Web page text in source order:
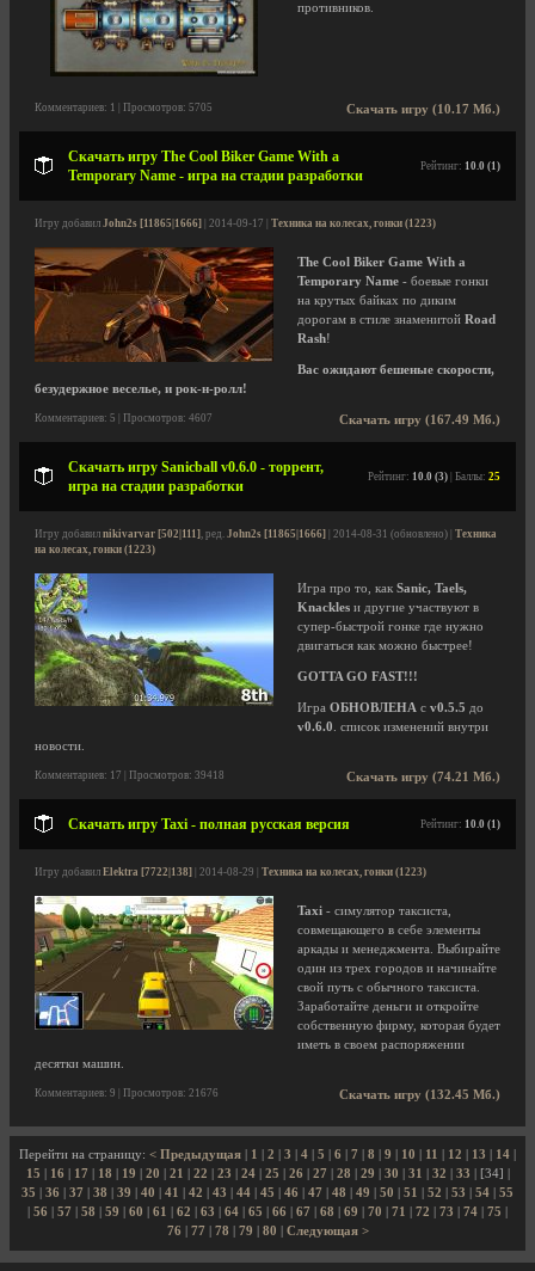
противников.
Скачать игру (10.17 Мб.)
Комментариев: 1 | Просмотров: 5705
Скачать игру The Cool Biker Game With a
Temporary Name - игра на стадии разработки
Рейтинг: 10.0 (1)
Игру добавил John2s [11865|1666] | 2014-09-17 | Техника на колесах, гонки (1223)
The Cool Biker Game With a
Temporary Name - боевые гонки
на крутых байках по диким
дорогам в стиле знаменитой Road
Rash!
Вас ожидают бешеные скорости,
безудержное веселье, и рок-н-ролл!
Скачать игру (167.49 Мб.)
Комментариев: 5 | Просмотров: 4607
Скачать игру Sanicball v0.6.0 - торрент,
игра на стадии разработки
Рейтинг: 10.0 (3) | Баллы: 25
Игру добавил nikivarvar [502|111], ред. John2s [11865|1666] | 2014-08-31 (обновлено) | Техника
на колесах, гонки (1223)
Игра про то, как Sanic, Taels,
Knackles и другие участвуют в
супер-быстрой гонке где нужно
двигаться как можно быстрее!
GOTTA GO FAST!!!
Игра ОБНОВЛЕНА с v0.5.5 до
v0.6.0 . список изменений внутри
новости.
Скачать игру (74.21 Мб.)
Комментариев: 17 | Просмотров: 39418
Скачать игру Taxi - полная русская версия Рейтинг: 10.0 (1)
Игру добавил Elektra [7722|138] | 2014-08-29 | Техника на колесах, гонки (1223)
Taxi - симулятор таксиста,
совмещающего в себе элементы
аркады и менеджмента. Выбирайте
один из трех городов и начинайте
свой путь с обычного таксиста.
Заработайте деньги и откройте
собственную фирму, которая будет
иметь в своем распоряжении
десятки машин.
Скачать игру (132.45 Мб.)
Комментариев: 9 | Просмотров: 21676
Перейти на страницу: < Предыдущая 1 2 3 4 5 6 7 8 9 10 11 12 13 14
15
16 17 18 19 20 21 22 23 24| 25 26 27 28 29 30 31 32 33 | [34] |
35
36 37 38 39 40 41 42 43 44 45 46 47 48 49 50 51 52 53 54
55
56 57 58 59 60 61 62 63 64 65 66 67 68 69 70 71 72 73 74 75
76
77 78 79 80 Следующая >